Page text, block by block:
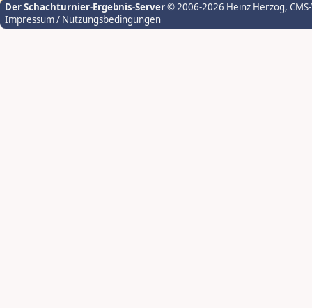
Der Schachturnier-Ergebnis-Server© 2006-2026 Heinz Herzog,
Impressum / Nutzungsbedingungen